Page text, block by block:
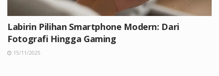
Labirin Pilihan Smartphone Modern: Dari
Fotografi Hingga Gaming
15/11/2025